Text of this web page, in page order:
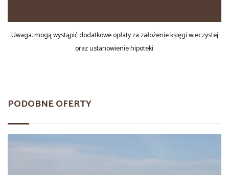
Uwaga: mogą wystąpić dodatkowe opłaty za założenie księgi wieczystej
oraz ustanowienie hipoteki.
PODOBNE OFERTY